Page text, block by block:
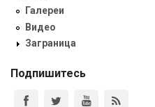
Галереи
Видео
Заграница
Подпишитесь